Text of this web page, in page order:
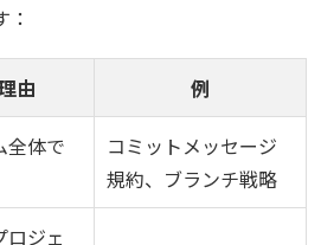
由 例
全体で
コミットメッセージ
規約、ブランチ戦略
ロジェ